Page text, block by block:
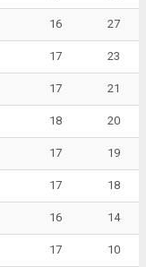
16 27
17 23
17 21
18 20
17 19
17 18
16 14
17 10